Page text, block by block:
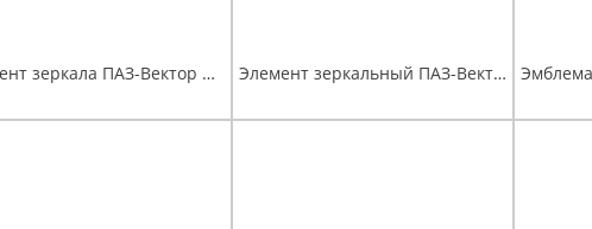
Элемент зеркала ПАЗ-Вектор Next правое (с обогревом) (Астрофизика) Элемент зеркальный ПАЗ-Вектор Next дополнительный с рамкой для зеркала заднего вида правого (Астрофизика)